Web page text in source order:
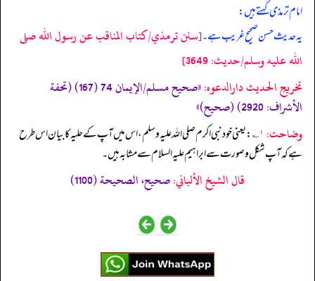
امام ترمذی کہتے ہیں:
یہ حدیث حسن صحیح غریب ہے۔[سنن ترمذي/كتاب المناقب عن رسول الله صلى
الله عليه وسلم/حدیث: 3649]
تخریج الحدیث دارالدعوہ:
«صحیح مسلم/الإیمان 74 (167) (تحفة
الأشراف: 2920) (صحیح)»
وضاحت: ۱؎ : یعنی خود نبی اکرم صلی اللہ علیہ وسلم ، اس میں آپ کے حلیہ کا بیان اس طرح
ہے کہ آپ شکل و صورت سے ابراہیم علیہ السلام سے مشابہ ہیں۔
قال الشيخ الألباني:صحيح، الصحيحة (1100)